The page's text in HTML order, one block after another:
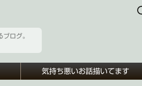
ログ。
気持ち悪いお話描いてます
検